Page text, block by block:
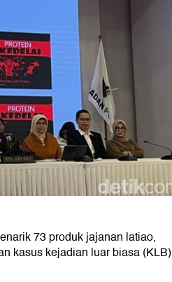
73 produk jajanan latiao,
kasus kejadian luar biasa (KLB)